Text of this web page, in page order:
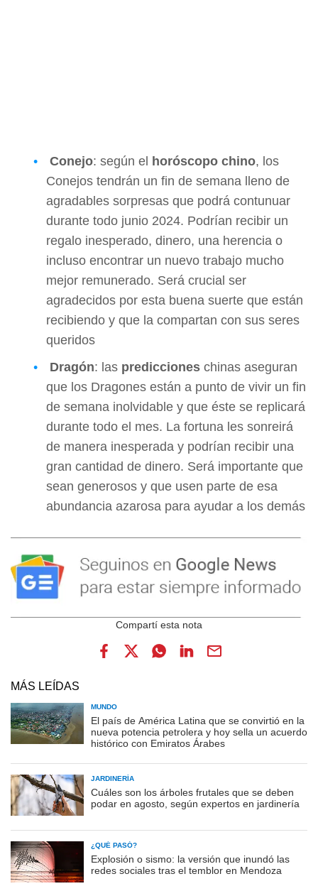
Conejo: según el horóscopo chino, los
Conejos tendrán un fin de semana lleno de
agradables sorpresas que podrá contunuar
durante todo junio 2024. Podrían recibir un
regalo inesperado, dinero, una herencia o
incluso encontrar un nuevo trabajo mucho
mejor remunerado. Será crucial ser
agradecidos por esta buena suerte que están
recibiendo y que la compartan con sus seres
queridos
Dragón: las predicciones chinas aseguran
que los Dragones están a punto de vivir un fin
de semana inolvidable y que éste se replicará
durante todo el mes. La fortuna les sonreirá
de manera inesperada y podrían recibir una
gran cantidad de dinero. Será importante que
sean generosos y que usen parte de esa
abundancia azarosa para ayudar a los demás
MÁS LEÍDAS
MUNDO
El país de América Latina que se convirtió en la
nueva potencia petrolera y hoy sella un acuerdo
histórico con Emiratos Árabes
JARDINERÍA
Cuáles son los árboles frutales que se deben
podar en agosto, según expertos en jardinería
¿QUÉ PASÓ?
Explosión o sismo: la versión que inundó las
redes sociales tras el temblor en Mendoza